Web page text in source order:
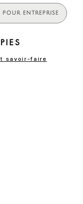
ENTREPRISE
savoir-faire